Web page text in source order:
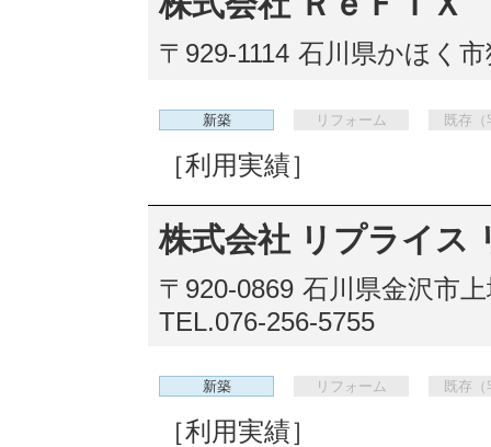
〒929-1114 石川県かほく
新築 リフォーム 既存（
［利用実績］
株式会社 リプライス
〒920-0869 石川県金沢市
TEL.076-256-5755
新築 リフォーム 既存（
［利用実績］